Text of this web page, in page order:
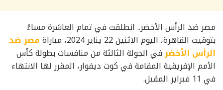
مصر ضد الرأس الأخضر.. انطلقت في تمام العاشرة مساءً
بتوقيت القاهرة، اليوم الاثنين 22 يناير 2024، مباراة
مصر ضد
الرأس الأخضرفي الجولة الثالثة من منافسات بطولة كأس
الأمم الإفريقية المقامة في كوت ديفوار، المقرر لها الانتهاء
في 11 فبراير المقبل.